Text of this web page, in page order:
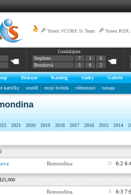
Yonex VCORE Si Team Yonex RDX
Guadalajara
Stephens
7 1
6
Bouzková
5 6 2
Diskuze Katalog Sázky Galerie
kartičky soutěž moje hvězda vědomosti turnaje
2021 2020 2019 2018 2017 2016 2015 2014
Remondina 32 6:2
Remondina 8 6:3